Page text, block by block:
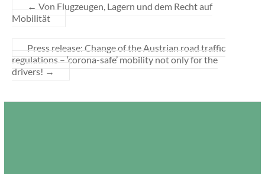
← Von Flugzeugen, Lagern und dem Recht auf
Mobilität
Press release: Change of the Austrian road traffic
regulations – ‘corona-safe’ mobility not only for the
drivers! →